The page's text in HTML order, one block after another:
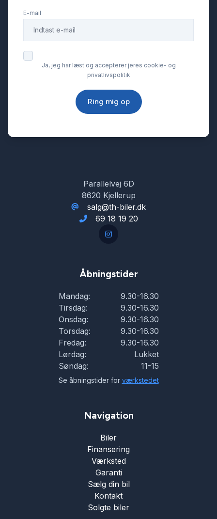
E-mail
Ja, jeg har læst og accepterer jeres cookie- og
privatlivspolitik
Ring mig op
Parallelvej 6D
8620 Kjellerup
salg@th-biler.dk
69 18 19 20
Åbningstider
Mandag:
9.30-16.30
Tirsdag:
9.30-16.30
Onsdag:
9.30-16.30
Torsdag:
9.30-16.30
Fredag:
9.30-16.30
Lørdag:
Lukket
Søndag:
11-15
Se åbningstider for værkstedet
Navigation
Biler
Finansering
Værksted
Garanti
Sælg din bil
Kontakt
Solgte biler